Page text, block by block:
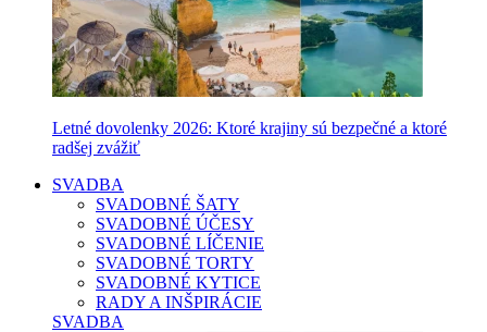
Letné dovolenky 2026: Ktoré krajiny sú bezpečné a ktoré
radšej zvážiť
SVADBA
SVADOBNÉ ŠATY
SVADOBNÉ ÚČESY
SVADOBNÉ LÍČENIE
SVADOBNÉ TORTY
SVADOBNÉ KYTICE
RADY A INŠPIRÁCIE
SVADBA